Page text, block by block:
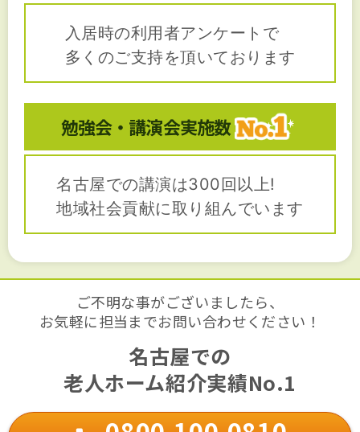
入居時の利用者アンケートで
多くのご支持を頂いております
勉強会・講演会実施数
名古屋での講演は300回以上!
地域社会貢献に取り組んでいます
ご不明な事がございましたら、
お気軽に担当までお問い合わせください！
名古屋での
老人ホーム紹介実績No.1